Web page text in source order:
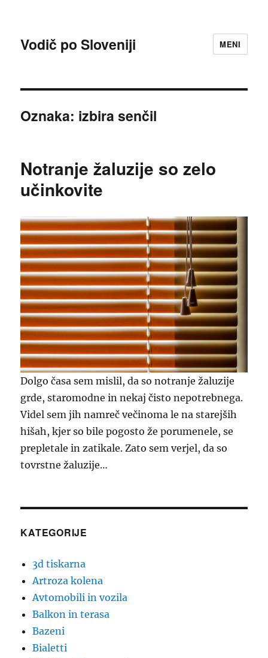
Vodič po Sloveniji MENI
Oznaka: izbira senčil
Notranje žaluzije so zelo
učinkovite
Dolgo časa sem mislil, da so notranje žaluzije
grde, staromodne in nekaj čisto nepotrebnega.
Videl sem jih namreč večinoma le na starejših
hišah, kjer so bile pogosto že porumenele, se
prepletale in zatikale. Zato sem verjel, da so
tovrstne žaluzije…
KATEGORIJE
3d tiskarna
Artroza kolena
Avtomobili in vozila
Balkon in terasa
Bazeni
Bialetti